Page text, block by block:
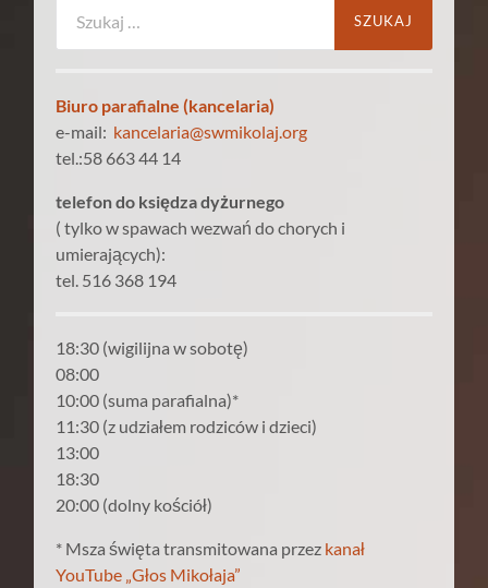
Biuro parafialne (kancelaria)
e-mail: kancelaria@swmikolaj.org
tel.:58 663 44 14
telefon do księdza dyżurnego
( tylko w spawach wezwań do chorych i
umierających):
tel. 516 368 194
18:30 (wigilijna w sobotę)
08:00
10:00 (suma parafialna)*
11:30 (z udziałem rodziców i dzieci)
13:00
18:30
20:00 (dolny kościół)
* Msza święta transmitowana przez kanał
YouTube „Głos Mikołaja”